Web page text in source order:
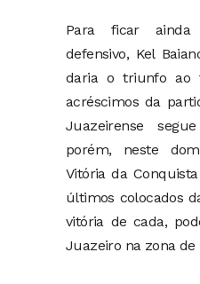
Para ficar
defensivo, Kel
daria o triunfo ao
acréscimos da
Juazeirense
porém, neste
Vitória da
últimos colocados
vitória de cada,
Juazeiro na zona